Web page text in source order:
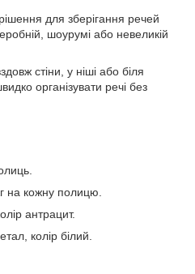
для зберігання речей
шоурумі або невеликій
стіни, у ніші або біля
організувати речі без
на кожну полицю.
антрацит.
колір білий.